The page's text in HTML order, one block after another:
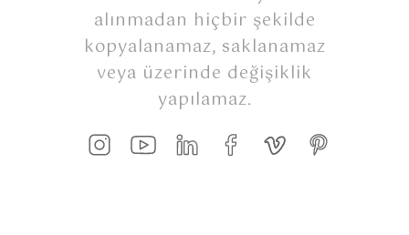
alınmadan hiçbir şekilde
kopyalanamaz, saklanamaz
veya üzerinde değişiklik
yapılamaz.